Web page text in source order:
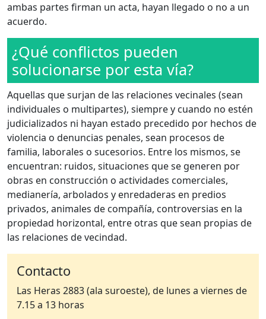
ambas partes firman un acta, hayan llegado o no a un
acuerdo.
¿Qué conflictos pueden
solucionarse por esta vía?
Aquellas que surjan de las relaciones vecinales (sean
individuales o multipartes), siempre y cuando no estén
judicializados ni hayan estado precedido por hechos de
violencia o denuncias penales, sean procesos de
familia, laborales o sucesorios. Entre los mismos, se
encuentran: ruidos, situaciones que se generen por
obras en construcción o actividades comerciales,
medianería, arbolados y enredaderas en predios
privados, animales de compañía, controversias en la
propiedad horizontal, entre otras que sean propias de
las relaciones de vecindad.
Contacto
Las Heras 2883 (ala suroeste), de lunes a viernes de
7.15 a 13 horas